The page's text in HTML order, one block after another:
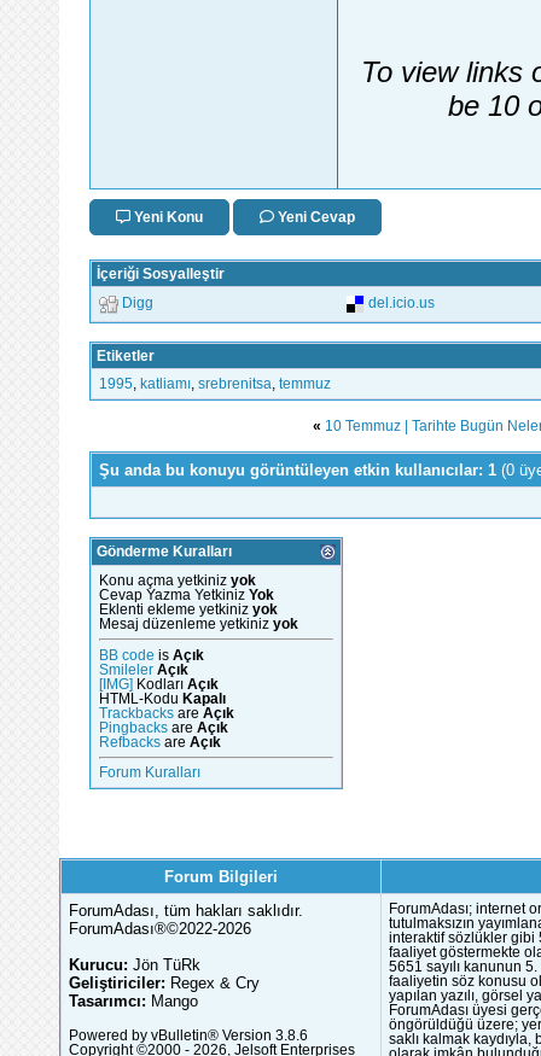
To view links
be 10
Yeni Konu Yeni Cevap
İçeriği Sosyalleştir
Digg del.icio.us
Etiketler
1995
katliamı srebrenitsa temmuz
« 10 Temmuz | Tarihte Bugün
Şu anda bu konuyu görüntüleyen etkin kullanıcılar: 1 (0
Gönderme Kuralları
Konu açma yetkiniz yok
Cevap Yazma Yetkiniz Yok
Eklenti ekleme yetkiniz yok
Mesaj düzenleme yetkiniz yok
BB code is Açık
Smileler Açık
[IMG] Kodları Açık
HTML-Kodu Kapalı
Trackbacks are Açık
Pingbacks are Açık
Refbacks are Açık
Forum Kuralları
Forum Bilgileri
ForumAdası, tüm hakları saklıdır.
ForumAdası®©2022-2026
Kurucu: Jön TüRk
Geliştiriciler: Regex & Cry
Tasarımcı: Mango
Powered by vBulletin® Version 3.8.6
Copyright ©2000 - 2026, Jelsoft Enterprises
ForumAdası; internet
tutulmaksızın
interaktif sözlükler gibi
faaliyet göstermekte
5651 sayılı kanunun
faaliyetin söz konusu
yapılan yazılı, görsel
ForumAdası üyesi
öngörüldüğü üzere;
saklı kalmak